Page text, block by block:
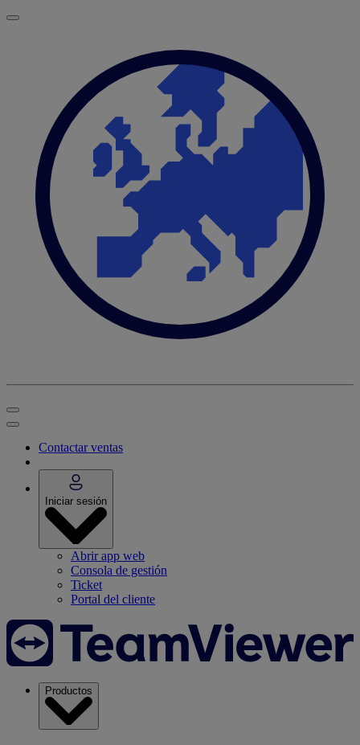
Contactar ventas
Iniciar sesión
Abrir app web
Consola de gestión
Ticket
Portal del cliente
Productos